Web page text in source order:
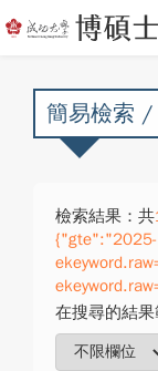
簡易檢索 /
檢索結果：共
在搜尋的結果